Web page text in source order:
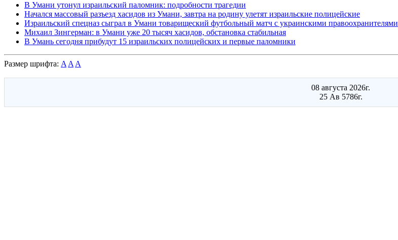
В Умани утонул израильский паломник: подробности трагедии
Начался массовый разъезд хасидов из Умани, завтра на родину улетят израильские полицейские
Израильский спецназ сыграл в Умани товарищеский футбольный матч с украинскими правоохранителями
Михаил Зингерман: в Умани уже 20 тысяч хасидов, обстановка стабильная
В Умань сегодня прибудут 15 израильских полицейских и первые паломники
Размер шрифта: A A A
08 августа 2026г.
25 Ав 5786г.